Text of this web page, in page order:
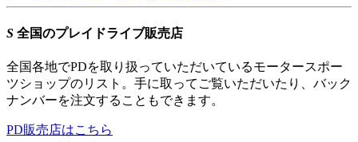
S 全国のプレイドライブ販売店
全国各地でPDを取り扱っていただいているモータースポー
ツショップのリスト。手に取ってご覧いただいたり、バック
ナンバーを注文することもできます。
PD販売店はこちら